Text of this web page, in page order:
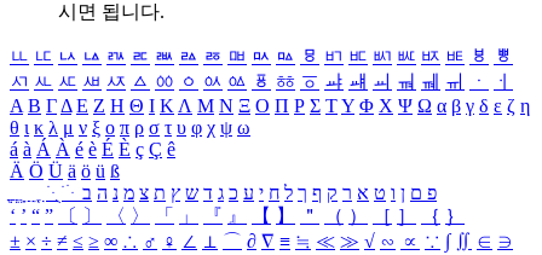
시면 됩니다.
ㅥ ㅦ ㅧ ㅨ ㅩ ㅪ ㅫ ㅬ ㅭ ㅮ ㅯ ㅰ ㅱ ㅲ ㅳ ㅴ ㅵ ㅶ ㅷ ㅸ
ㅹ
ㅺ ㅻ ㅼ ㅽ ㅾ ㅿ ㆀ ㆁ ㆂ ㆃ ㆄ ㆅ ㆆ ㆇ ㆈ ㆉ ㆊ ㆋ ㆌ ㆍ
ㆎ
Α Β ΓΔ Ε Ζ Η Θ Ι ΚΛ Μ Ν Ξ Ο Π Ρ Σ ΤΥ Φ Χ Ψ Ω α β γ δ ε ζ η
θ ι κ λ μ ν ξ ο π ρ σ τ υ φ χ ψ ω
á à Á À é è É È ç Ç ê
Ä Ö Ü ä ö ü ß
ִֶֹ ֻּ ׁׂ פ ם ן ו ט א ר ק ף ך ל ח י ע כ ג ד ש ץ ת צ מ נ ה ב
‘ ’ “ ” 〔 〕 〈 〉 「 」 『 』 【 】 ＂ （ ） ［ ］ ｛ ｝
± × ÷ ≠ ≤ ≥ ∞ ∴ ♂ ♀ ∠ ⊥ ⌒ ∂ ∇ ≡ ≒ ≪ ≫ √ ∽ ∝ ∵ ∫ ∬ ∈ ∋